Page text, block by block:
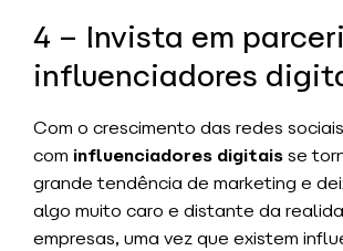
4 – Invista em
influenciadores
Com o crescimento das redes
com influenciadores digitaisse
grande tendência de marketing e
algo muito caro e distante da
empresas, uma vez que existem